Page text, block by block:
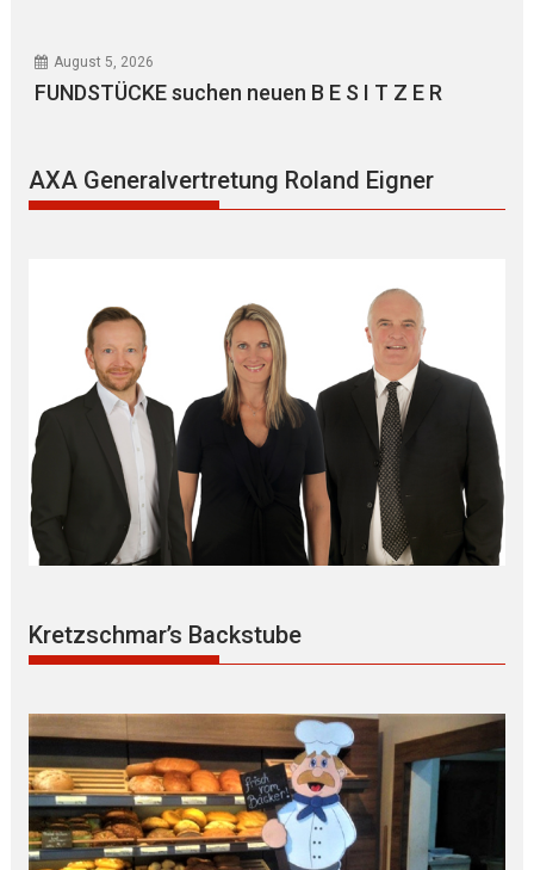
August 5, 2026
FUNDSTÜCKE suchen neuen B E S I T Z E R
AXA Generalvertretung Roland Eigner
Kretzschmar’s Backstube